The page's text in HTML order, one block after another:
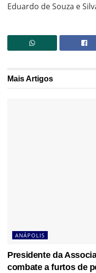
Eduardo de Souza e
MaisArtigos
ANÁPOLIS
Presidente da
combate a furtos de